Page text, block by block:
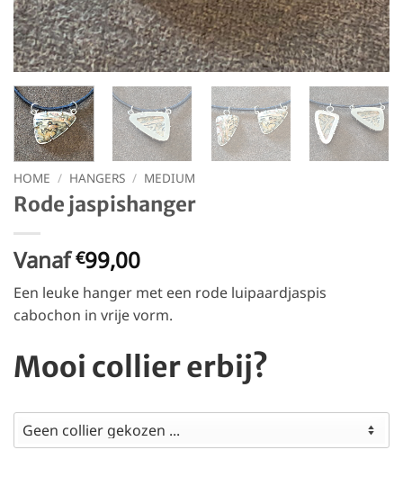
HOME / HANGERS / MEDIUM
Rode jaspishanger
Vanaf €99,00
Een leuke hanger met een rode luipaardjaspis
cabochon in vrije vorm.
Mooi collier erbij?